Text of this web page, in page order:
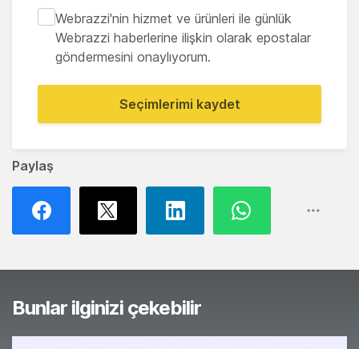
Paylaş
Webrazzi'nin hizmet ve ürünleri ile günlük
Webrazzi haberlerine ilişkin olarak epostalar
göndermesini onaylıyorum.
Seçimlerimi kaydet
Bunlar ilginizi çekebilir